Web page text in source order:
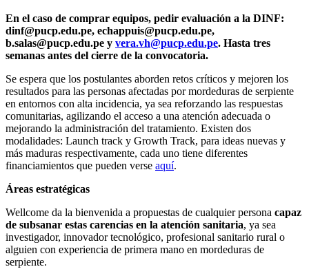
En el caso de comprar equipos, pedir evaluación a la DINF:
dinf@pucp.edu.pe, echappuis@pucp.edu.pe,
b.salas@pucp.edu.pe y vera.vh@pucp.edu.pe. Hasta tres
semanas antes del cierre de la convocatoria.
Se espera que los postulantes aborden retos críticos y mejoren los
resultados para las personas afectadas por mordeduras de serpiente
en entornos con alta incidencia, ya sea reforzando las respuestas
comunitarias, agilizando el acceso a una atención adecuada o
mejorando la administración del tratamiento. Existen dos
modalidades: Launch track y Growth Track, para ideas nuevas y
más maduras respectivamente, cada uno tiene diferentes
financiamientos que pueden verse aquí.
Áreas estratégicas
Wellcome da la bienvenida a propuestas de cualquier persona capaz
de subsanar estas carencias en la atención sanitaria, ya sea
investigador, innovador tecnológico, profesional sanitario rural o
alguien con experiencia de primera mano en mordeduras de
serpiente.